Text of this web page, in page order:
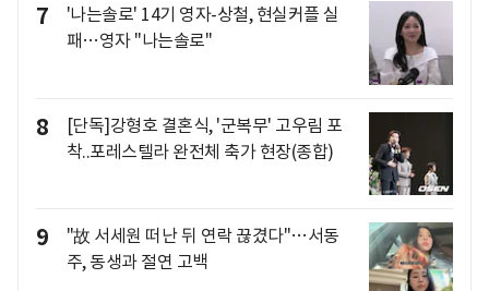
7
'나는솔로' 14기 영자-상철, 현실커플 실
패…영자 "나는솔로"
8
[단독]강형호 결혼식, '군복무' 고우림 포
착..포레스텔라 완전체 축가 현장(종합)
9
"故 서세원 떠난 뒤 연락 끊겼다"…서동
주, 동생과 절연 고백